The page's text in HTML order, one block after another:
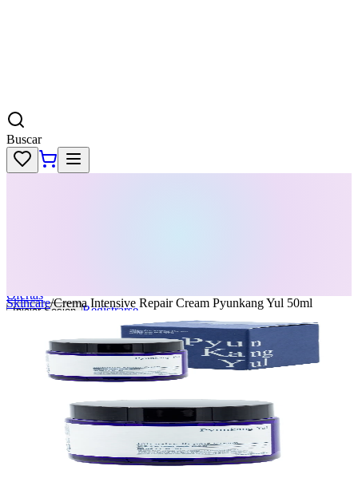
Buscar
Ofertas
Iniciar Sesion Registrarse
Skincare/Crema Intensive Repair Cream Pyunkang Yul 50ml